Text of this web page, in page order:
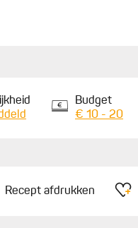
Budget
€ 10 - 20
Recept afdrukken